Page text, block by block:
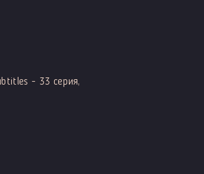
- 33 серия,